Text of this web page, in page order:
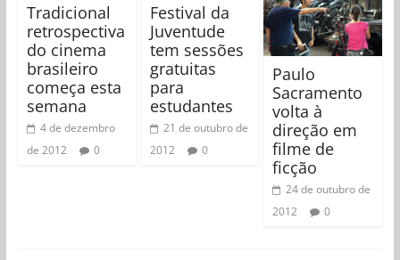
Tradicional
retrospectiva
do cinema
brasileiro
começa esta
semana
4 de dezembro
de 2012
0
Festival da
Juventude
tem sessões
gratuitas
para
estudantes
21 de outubro de
2012
0
Paulo
Sacramento
volta à
direção em
filme de
ficção
24 de outubro de
2012
0